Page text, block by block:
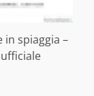
in spiaggia –